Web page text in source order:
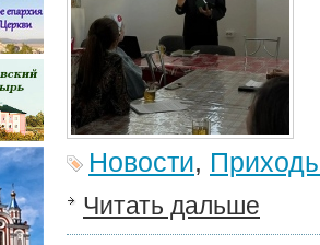
Новости,
Читать дальше